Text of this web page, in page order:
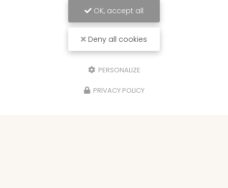
OK, accept all
Deny all cookies
PERSONALIZE
PRIVACY POLICY